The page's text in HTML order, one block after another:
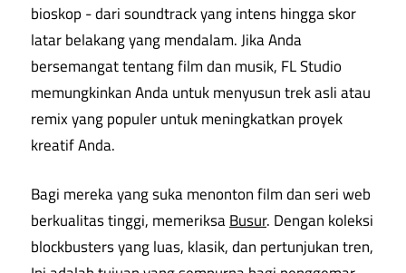
bioskop - dari soundtrack yang intens hingga skor
latar belakang yang mendalam. Jika Anda
bersemangat tentang film dan musik, FL Studio
memungkinkan Anda untuk menyusun trek asli atau
remix yang populer untuk meningkatkan proyek
kreatif Anda.
Bagi mereka yang suka menonton film dan seri web
berkualitas tinggi, memeriksaBusur. Dengan koleksi
blockbusters yang luas, klasik, dan pertunjukan tren,